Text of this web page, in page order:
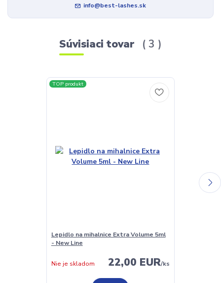
info@best-lashes.sk
Súvisiaci tovar 3
TOP produkt
Lepidlo na mihalnice Extra Volume 5ml
- New Line
22,00 EUR/ks
Nie je skladom